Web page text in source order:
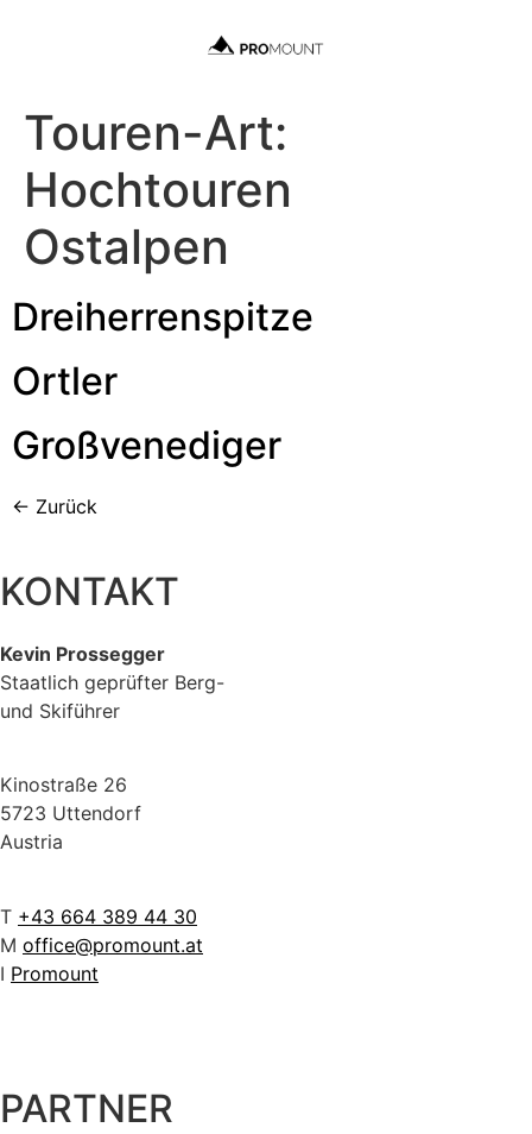
Touren-Art:
Hochtouren
Ostalpen
Dreiherrenspitze
Ortler
Großvenediger
← Zurück
KONTAKT
Kevin Prossegger
Staatlich geprüfter Berg-
und Skiführer
Kinostraße 26
5723 Uttendorf
Austria
T +43 664 389 44 30
M office@promount.at
I Promount
PARTNER